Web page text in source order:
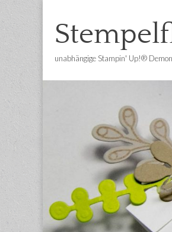
unabhängige Stampin' Up!®